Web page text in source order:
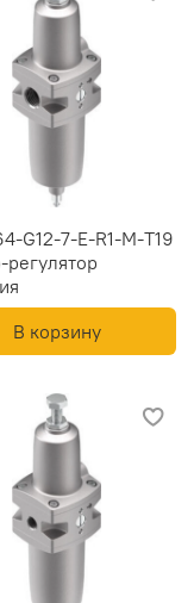
G12-7-E-R1-M-T19
В корзину